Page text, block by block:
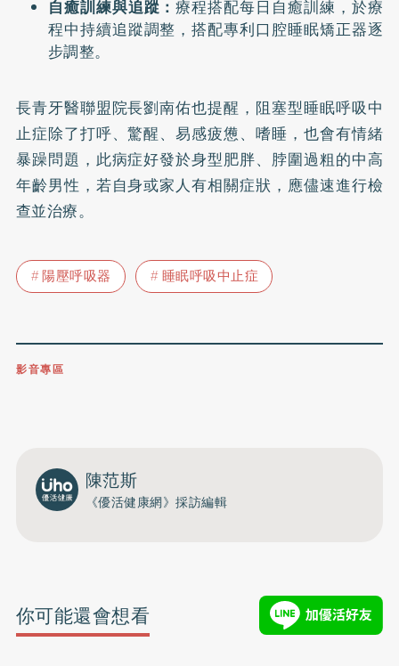
自癒訓練與追蹤：療程搭配每日自癒訓練，於療
程中持續追蹤調整，搭配專利口腔睡眠矯正器逐
步調整。
長青牙醫聯盟院長劉南佑也提醒，阻塞型睡眠呼吸中
止症除了打呼、驚醒、易感疲憊、嗜睡，也會有情緒
暴躁問題，此病症好發於身型肥胖、脖圍過粗的中高
年齡男性，若自身或家人有相關症狀，應儘速進行檢
查並治療。
陽壓呼吸器 睡眠呼吸中止症
影音專區
陳范斯
《優活健康網》採訪編輯
你可能還會想看